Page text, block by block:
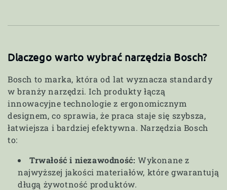
Dlaczego warto wybrać narzędzia Bosch?
Bosch to marka, która od lat wyznacza standardy
w branży narzędzi. Ich produkty łączą
innowacyjne technologie z ergonomicznym
designem, co sprawia, że praca staje się szybsza,
łatwiejsza i bardziej efektywna. Narzędzia Bosch
to:
Trwałość i niezawodność: Wykonane z
najwyższej jakości materiałów, które gwarantują
długą żywotność produktów.